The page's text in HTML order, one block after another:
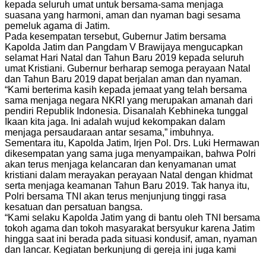
kepada seluruh umat untuk bersama-sama menjaga
suasana yang harmoni, aman dan nyaman bagi sesama
pemeluk agama di Jatim.
Pada kesempatan tersebut, Gubernur Jatim bersama
Kapolda Jatim dan Pangdam V Brawijaya mengucapkan
selamat Hari Natal dan Tahun Baru 2019 kepada seluruh
umat Kristiani. Gubernur berharap semoga perayaan Natal
dan Tahun Baru 2019 dapat berjalan aman dan nyaman.
“Kami berterima kasih kepada jemaat yang telah bersama
sama menjaga negara NKRI yang merupakan amanah dari
pendiri Republik Indonesia. Disanalah Kebhineka tunggal
Ikaan kita jaga. Ini adalah wujud kekompakan dalam
menjaga persaudaraan antar sesama,” imbuhnya.
Sementara itu, Kapolda Jatim, Irjen Pol. Drs. Luki Hermawan
dikesempatan yang sama juga menyampaikan, bahwa Polri
akan terus menjaga kelancaran dan kenyamanan umat
kristiani dalam merayakan perayaan Natal dengan khidmat
serta menjaga keamanan Tahun Baru 2019. Tak hanya itu,
Polri bersama TNI akan terus menjunjung tinggi rasa
kesatuan dan persatuan bangsa.
“Kami selaku Kapolda Jatim yang di bantu oleh TNI bersama
tokoh agama dan tokoh masyarakat bersyukur karena Jatim
hingga saat ini berada pada situasi kondusif, aman, nyaman
dan lancar. Kegiatan berkunjung di gereja ini juga kami